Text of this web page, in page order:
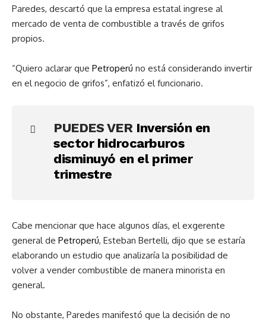
Paredes, descartó que la empresa estatal ingrese al
mercado de venta de combustible a través de grifos
propios.
“Quiero aclarar que Petroperú no está considerando invertir
en el negocio de grifos”, enfatizó el funcionario.
PUEDES VER Inversión en
sector hidrocarburos
disminuyó en el primer
trimestre
Cabe mencionar que hace algunos días, el exgerente
general de Petroperú, Esteban Bertelli, dijo que se estaría
elaborando un estudio que analizaría la posibilidad de
volver a vender combustible de manera minorista en
general.
No obstante, Paredes manifestó que la decisión de no